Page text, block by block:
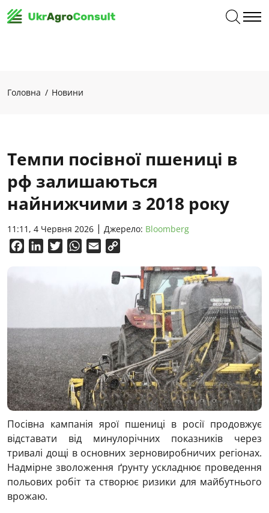
Головна Новини
Темпи посівної пшениці в
рф залишаються
найнижчими з 2018 року
11:11, 4 Червня 2026 Джерело: Bloomberg
FacebookLinkedInTwitterWhatsApp
Email
Посівна кампанія ярої пшениці в росії продовжує
відставати від минулорічних показників через
тривалі дощі в основних зерновиробничих регіонах.
Надмірне зволоження ґрунту ускладнює проведення
польових робіт та створює ризики для майбутнього
врожаю.